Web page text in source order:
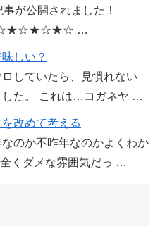
が公開されました！
…
しい？
していたら、見慣れない
した。 これは…コガネヤ …
改めて考える
のか不昨年なのかよくわか
くダメな雰囲気だっ …